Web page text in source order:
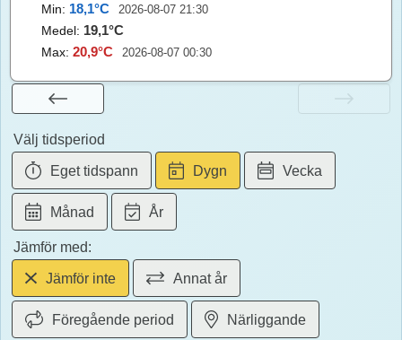
Min: 18,1°C 2026-08-07 21:30
Medel: 19,1°C
Max: 20,9°C 2026-08-07 00:30
Välj tidsperiod
Eget tidspann Dygn Vecka
Månad År
Jämför med:
Jämför inte Annat år
Föregående period Närliggande